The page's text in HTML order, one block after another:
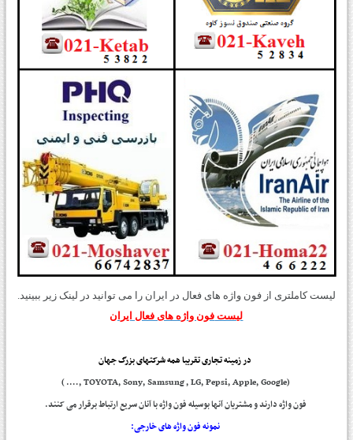
لیست کاملتری از فون واژه های فعال در ایران را می توانید در لینک زیر ببینید.
لیست فون واژه های فعال ایران
در زمینه تجاری تقریبا همه شرکتهای بزرگ جهان
(TOYOTA, Sony, Samsung , LG, Pepsi, Apple, Google ,…. )
فون واژه دارند و مشتریان آنها بوسیله فون واژه با آنان سریع ارتباط برقرار می کنند.
نمونه فون واژه های خارجی: